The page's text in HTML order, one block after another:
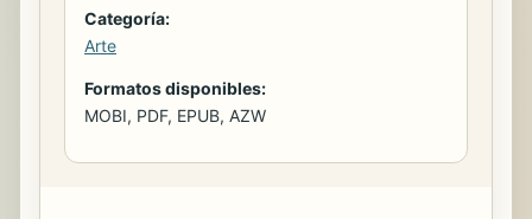
Categoría:
Arte
Formatos disponibles:
MOBI, PDF, EPUB, AZW